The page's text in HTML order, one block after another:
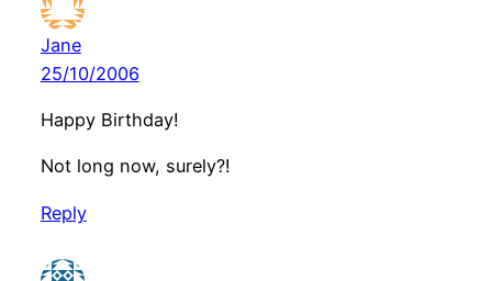
Jane
25/10/2006
Happy Birthday!
Not long now, surely?!
Reply